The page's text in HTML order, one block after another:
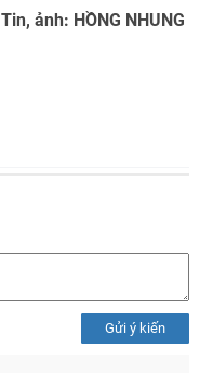
Tin, ảnh: HỒNG NHUNG
Gửi ý kiến